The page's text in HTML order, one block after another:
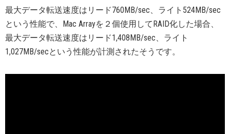
最大データ転送速度はリード760MB/sec、ライト524MB/sec
という性能で、Mac Arrayを２個使用してRAID化した場合、
最大データ転送速度はリード1,408MB/sec、ライト
1,027MB/secという性能が計測されたそうです。